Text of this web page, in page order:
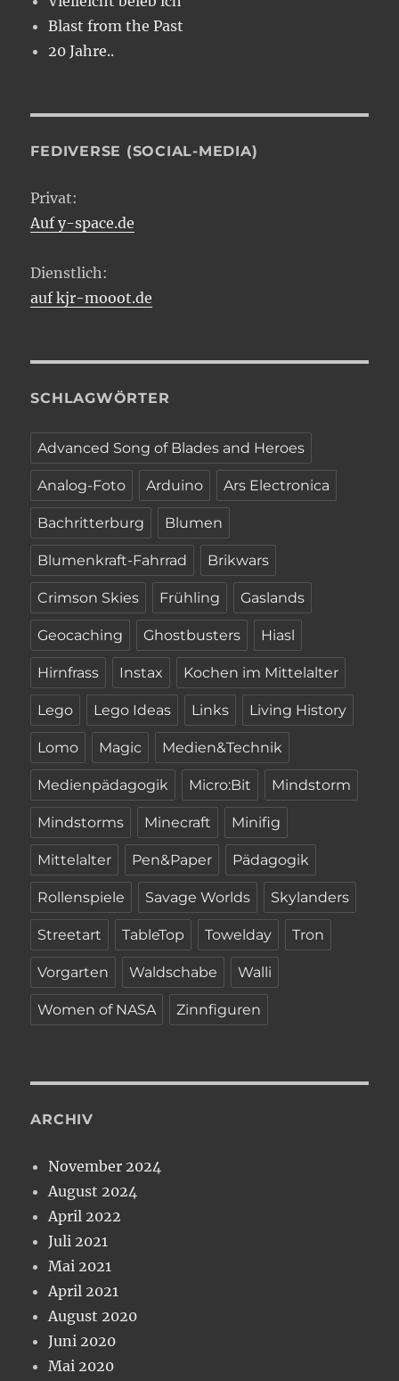
Blast from the Past
20 Jahre..
FEDIVERSE (SOCIAL-MEDIA)
Privat:
Auf y-space.de
Dienstlich:
auf kjr-mooot.de
SCHLAGWÖRTER
Advanced Song of Blades and Heroes
Analog-Foto Arduino Ars Electronica
Bachritterburg Blumen
Blumenkraft-Fahrrad Brikwars
Crimson Skies Frühling Gaslands
Geocaching Ghostbusters Hiasl
Hirnfrass Instax Kochen im Mittelalter
Lego Lego Ideas Links Living History
Lomo Magic Medien&Technik
Medienpädagogik Micro:Bit Mindstorm
Mindstorms Minecraft Minifig
Mittelalter Pen&Paper Pädagogik
Rollenspiele Savage Worlds Skylanders
Streetart TableTop Towelday Tron
Vorgarten Waldschabe Walli
Women of NASA Zinnfiguren
ARCHIV
November 2024
August 2024
April 2022
Juli 2021
Mai 2021
April 2021
August 2020
Juni 2020
Mai 2020